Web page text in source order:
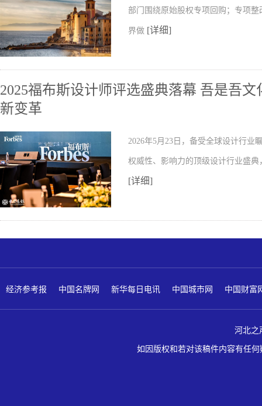
部门围绕原始股权专项回购；专项
界做 [详细]
2025福布斯设计师评选盛典落幕 吾是吾
新变革
2026年5月23日，备受全球设计行业
权威性、影响力的顶级设计行业盛
[详细]
经济参考报 中国名牌网 新华每日电讯 中国城市网 中国财富
河北之
如因版权和若对该稿件内容有任